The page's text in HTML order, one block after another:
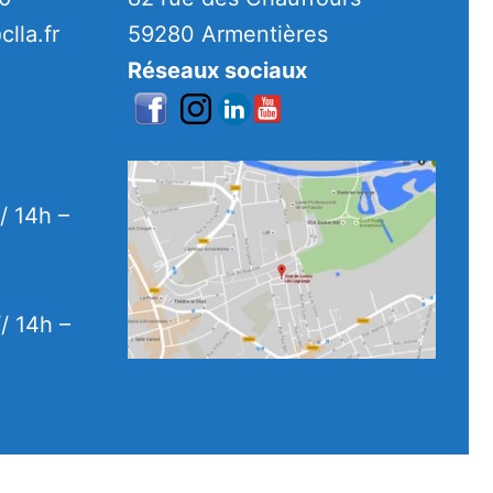
14h –
14h –
59280 Armentières
Réseaux sociaux